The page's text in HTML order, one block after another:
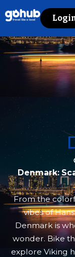
Denmark:
From the
vibes of
Denmark is
wonder. Bike
explore Viking